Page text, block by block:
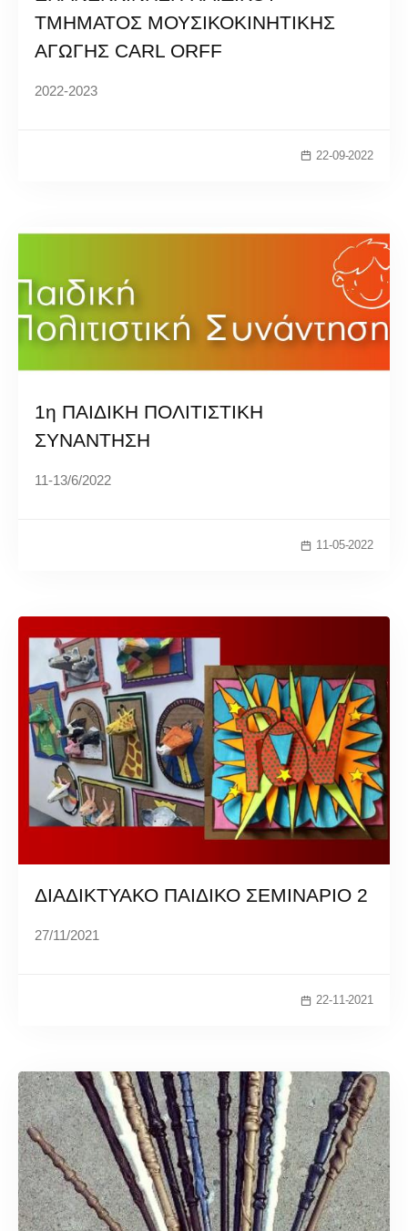
ΤΜΗΜΑΤΟΣ ΜΟΥΣΙΚΟΚΙΝΗΤΙΚΗΣ
ΑΓΩΓΗΣ CARL ORFF
2022-2023
22-09-2022
1η ΠΑΙΔΙΚΗ ΠΟΛΙΤΙΣΤΙΚΗ
ΣΥΝΑΝΤΗΣΗ
11-13/6/2022
11-05-2022
ΔΙΑΔΙΚΤΥΑΚΟ ΠΑΙΔΙΚΟ ΣΕΜΙΝΑΡΙΟ 2
27/11/2021
22-11-2021